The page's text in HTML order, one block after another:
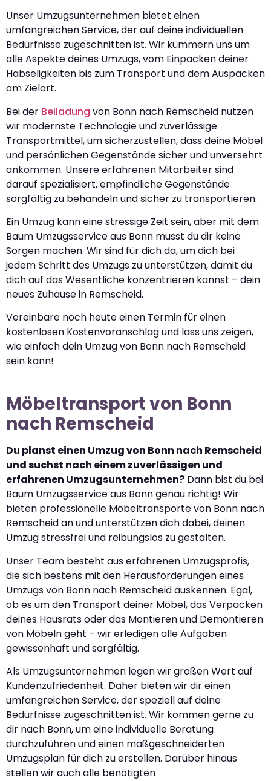
Unser Umzugsunternehmen bietet einen
umfangreichen Service, der auf deine individuellen
Bedürfnisse zugeschnitten ist. Wir kümmern uns um
alle Aspekte deines Umzugs, vom Einpacken deiner
Habseligkeiten bis zum Transport und dem Auspacken
am Zielort.
Bei der Beiladung von Bonn nach Remscheid nutzen
wir modernste Technologie und zuverlässige
Transportmittel, um sicherzustellen, dass deine Möbel
und persönlichen Gegenstände sicher und unversehrt
ankommen. Unsere erfahrenen Mitarbeiter sind
darauf spezialisiert, empfindliche Gegenstände
sorgfältig zu behandeln und sicher zu transportieren.
Ein Umzug kann eine stressige Zeit sein, aber mit dem
Baum Umzugsservice aus Bonn musst du dir keine
Sorgen machen. Wir sind für dich da, um dich bei
jedem Schritt des Umzugs zu unterstützen, damit du
dich auf das Wesentliche konzentrieren kannst – dein
neues Zuhause in Remscheid.
Vereinbare noch heute einen Termin für einen
kostenlosen Kostenvoranschlag und lass uns zeigen,
wie einfach dein Umzug von Bonn nach Remscheid
sein kann!
Möbeltransport von Bonn
nach Remscheid
Du planst einen Umzug von Bonn nach Remscheid
und suchst nach einem zuverlässigen und
erfahrenen Umzugsunternehmen? Dann bist du bei
Baum Umzugsservice aus Bonn genau richtig! Wir
bieten professionelle Möbeltransporte von Bonn nach
Remscheid an und unterstützen dich dabei, deinen
Umzug stressfrei und reibungslos zu gestalten.
Unser Team besteht aus erfahrenen Umzugsprofis,
die sich bestens mit den Herausforderungen eines
Umzugs von Bonn nach Remscheid auskennen. Egal,
ob es um den Transport deiner Möbel, das Verpacken
deines Hausrats oder das Montieren und Demontieren
von Möbeln geht – wir erledigen alle Aufgaben
gewissenhaft und sorgfältig.
Als Umzugsunternehmen legen wir großen Wert auf
Kundenzufriedenheit. Daher bieten wir dir einen
umfangreichen Service, der speziell auf deine
Bedürfnisse zugeschnitten ist. Wir kommen gerne zu
dir nach Bonn, um eine individuelle Beratung
durchzuführen und einen maßgeschneiderten
Umzugsplan für dich zu erstellen. Darüber hinaus
stellen wir auch alle benötigten